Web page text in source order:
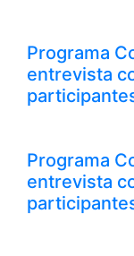
Programa
entrevista
Programa
entrevista